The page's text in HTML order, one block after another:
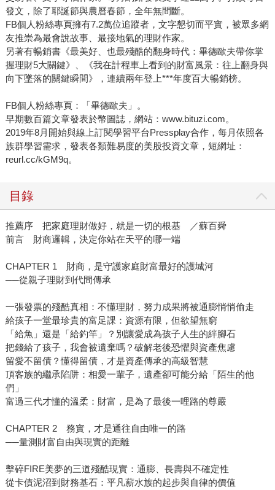
發文，除了耶誕節與農曆春節，全年無間斷。
FB個人粉絲專頁擁有7.2萬位追蹤者，文字懇切而平實，被眾多網
友推崇為最會說故事、最接地氣的理財作家。
另著有暢銷書《最美好、也最殘酷的翻身時代：畢德歐夫帶你掌
握理財5大關鍵》、《我在計程車上看到的財富風景：往上翻身與
向下墜落的關鍵瞬間》，連續兩年登上***年度百大暢銷榜。
FB個人粉絲專頁：「畢德歐夫」。
早期數百篇文章發表於幣圖誌，網站：www.bituzi.com。
2019年8月開始與線上訂閱學習平台Pressplay合作，每月依照各
族群學習需求，發表各類難易度的美股投資文章，短網址：
reurl.cc/kGM9q。
目錄
推薦序 把家庭理財做好，就是一切的根基 ／蘇百舜
前言 財商邏輯，決定你站在天平的哪一端
CHAPTER 1 財商，是守護家庭財富最好的護城河
──從親子理財到代間傳承
一張發票的殘酷真相：不懂理財，努力成果將被通膨悄悄偷走
給孩子一堂最珍貴的富足課：資源有限，但欲望無窮
「給魚」還是「給釣竿」？別讓愛成為孩子人生的絆腳石
把錢給了孩子，我會被遺棄嗎？破解老後恐懼與資產焦慮
留愛不留債？懂得留債，才是資產傳承的高級智慧
頂客族的繼承陷阱：相愛一輩子，遺產卻可能分給「陌生的他
們」
富過三代才懂的溫柔：財富，是為了最後一哩路的尊嚴
CHAPTER 2 務實，才是通往自由唯一的路
──量測財富自由與現實的距離
擊碎FIRE美夢的三道殘酷現實：通膨、長壽與不確定性
從卡債泥沼到財務基石：平凡薪水族的起步與自律的價值